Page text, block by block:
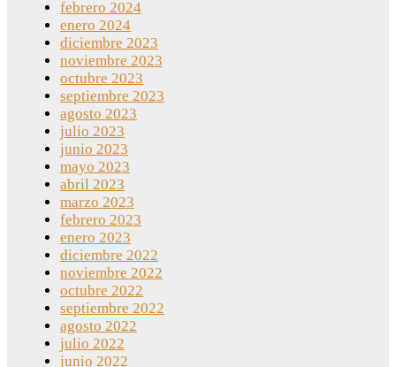
febrero 2024
enero 2024
diciembre 2023
noviembre 2023
octubre 2023
septiembre 2023
agosto 2023
julio 2023
junio 2023
mayo 2023
abril 2023
marzo 2023
febrero 2023
enero 2023
diciembre 2022
noviembre 2022
octubre 2022
septiembre 2022
agosto 2022
julio 2022
junio 2022